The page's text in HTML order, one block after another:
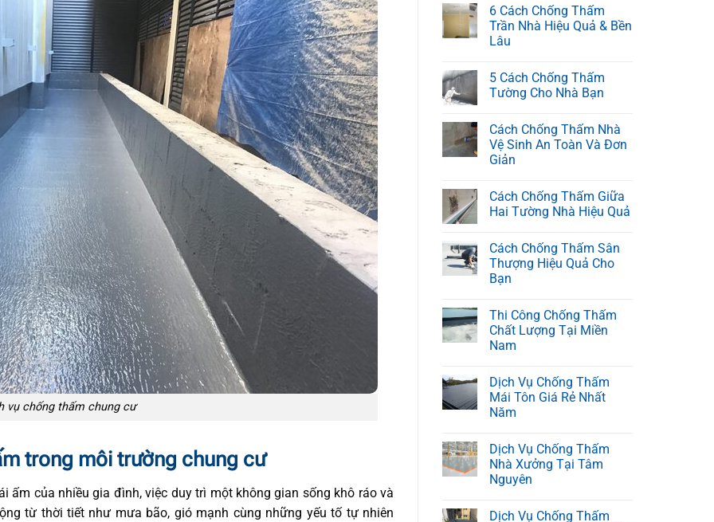
vụ chống thấm chung cư
trong môi trường chung cư
ấm của nhiều gia đình, việc duy trì một không gian sống khô ráo và
từ thời tiết như mưa bão, gió mạnh cùng những yếu tố tự nhiên
6 Cách Chống Thấm
Trần Nhà Hiệu Quả & Bền
Lâu
5 Cách Chống Thấm
Tường Cho Nhà Bạn
Cách Chống Thấm Nhà
Vệ Sinh An Toàn Và Đơn
Giản
Cách Chống Thấm Giữa
Hai Tường Nhà Hiệu Quả
Cách Chống Thấm Sân
Thượng Hiệu Quả Cho
Bạn
Thi Công Chống Thấm
Chất Lượng Tại Miền
Nam
Dịch Vụ Chống Thấm
Mái Tôn Giá Rẻ Nhất
Năm
Dịch Vụ Chống Thấm
Nhà Xưởng Tại Tâm
Nguyên
Dịch Vụ Chống Thấm